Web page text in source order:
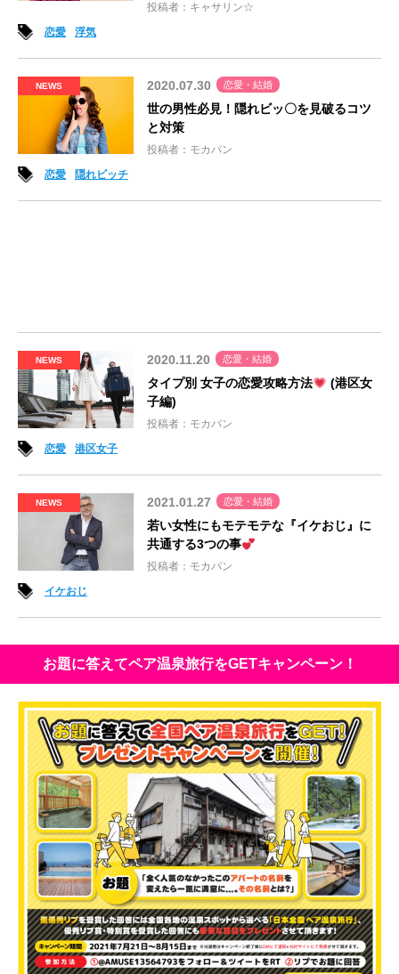
投稿者：キャサリン☆
恋愛
浮気
NEWS 2020.07.30 恋愛・結婚
世の男性必見！隠れビッ〇を見破るコツ
と対策
投稿者：モカパン
恋愛
隠れビッチ
NEWS 2020.11.20 恋愛・結婚
タイプ別 女子の恋愛攻略方法
(港区女
子編)
投稿者：モカパン
恋愛
港区女子
NEWS 2021.01.27 恋愛・結婚
若い女性にもモテモテな『イケおじ』に
共通する3つの事
投稿者：モカパン
イケおじ
お題に答えてペア温泉旅行をGETキャンペーン！